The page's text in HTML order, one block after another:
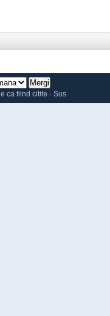
ca fiind citite · Sus